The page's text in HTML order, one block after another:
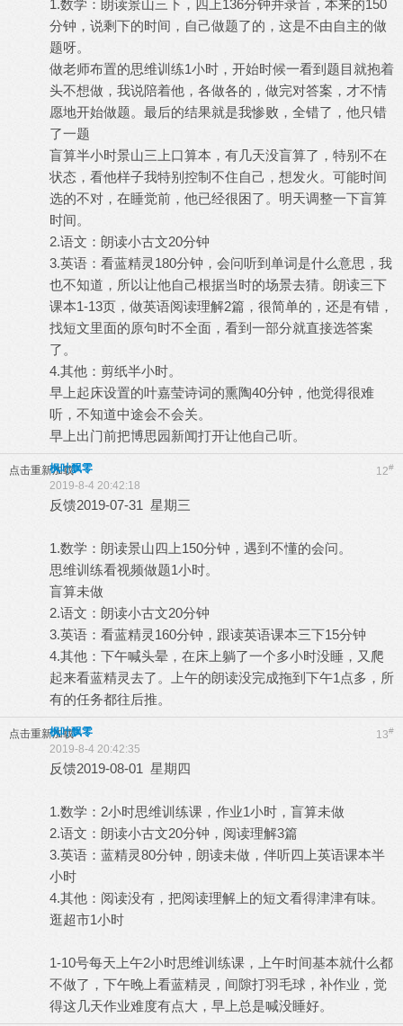
1.数学：朗读景山三下，四上136分钟并录音，本来的150
分钟，说剩下的时间，自己做题了的，这是不由自主的做
题呀。
做老师布置的思维训练1小时，开始时候一看到题目就抱着
头不想做，我说陪着他，各做各的，做完对答案，才不情
愿地开始做题。最后的结果就是我惨败，全错了，他只错
了一题
盲算半小时景山三上口算本，有几天没盲算了，特别不在
状态，看他样子我特别控制不住自己，想发火。可能时间
选的不对，在睡觉前，他已经很困了。明天调整一下盲算
时间。
2.语文：朗读小古文20分钟
3.英语：看蓝精灵180分钟，会问听到单词是什么意思，我
也不知道，所以让他自己根据当时的场景去猜。朗读三下
课本1-13页，做英语阅读理解2篇，很简单的，还是有错，
找短文里面的原句时不全面，看到一部分就直接选答案
了。
4.其他：剪纸半小时。
早上起床设置的叶嘉莹诗词的熏陶40分钟，他觉得很难
听，不知道中途会不会关。
早上出门前把博思园新闻打开让他自己听。
点击重新加载 12#
枫叶飘零
2019-8-4 20:42:18
反馈2019-07-31 星期三
1.数学：朗读景山四上150分钟，遇到不懂的会问。
思维训练看视频做题1小时。
盲算未做
2.语文：朗读小古文20分钟
3.英语：看蓝精灵160分钟，跟读英语课本三下15分钟
4.其他：下午喊头晕，在床上躺了一个多小时没睡，又爬
起来看蓝精灵去了。上午的朗读没完成拖到下午1点多，所
有的任务都往后推。
点击重新加载 13#
枫叶飘零
2019-8-4 20:42:35
反馈2019-08-01 星期四
1.数学：2小时思维训练课，作业1小时，盲算未做
2.语文：朗读小古文20分钟，阅读理解3篇
3.英语：蓝精灵80分钟，朗读未做，伴听四上英语课本半
小时
4.其他：阅读没有，把阅读理解上的短文看得津津有味。
逛超市1小时
1-10号每天上午2小时思维训练课，上午时间基本就什么都
不做了，下午晚上看蓝精灵，间隙打羽毛球，补作业，觉
得这几天作业难度有点大，早上总是喊没睡好。